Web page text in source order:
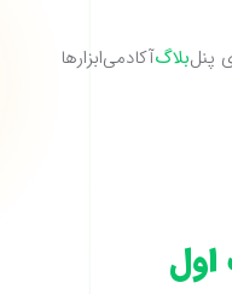
پنلبلاگآکادمیابزارها